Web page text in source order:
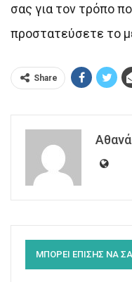
σας για τον τρόπο
προστατεύσετε το
Share
ΜΠΟΡΕΙ ΕΠΙΣΗΣ ΝΑ